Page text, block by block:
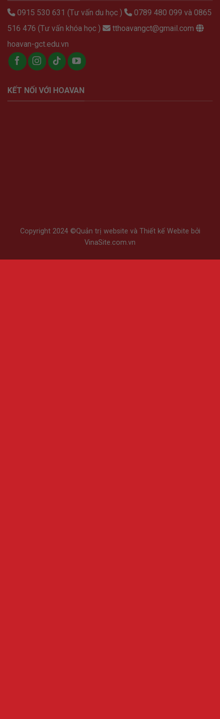
0915 530 631 (Tư vấn du học )
0789 480 099 và 0865
516 476 (Tư vấn khóa học )
tthoavangct@gmail.com
hoavan-gct.edu.vn
KẾT NỐI VỚI HOAVAN
Copyright 2024 ©Quản trị website và Thiết kế Webite bởi
VinaSite.com.vn